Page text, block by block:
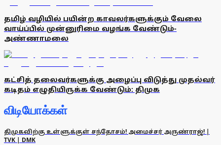
தமிழ் வழியில் பயின்ற காவலர்களுக்கும் வேலை
வாய்ப்பில் முன்னுரிமை வழங்க வேண்டும்-
அண்ணாமலை
கட்சித் தலைவர்களுக்கு அழைப்பு விடுத்து முதல்வர்
கடிதம் எழுதியிருக்க வேண்டும்: திமுக
விடியோக்கள்
திமுகவிற்கு உள்ளுக்குள் சந்தோசம்! அமைச்சர் அருண்ராஜ்! |
TVK | DMK